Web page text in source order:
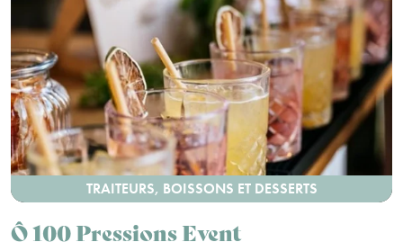
TRAITEURS, BOISSONS ET DESSERTS
Ô 100 Pressions Event